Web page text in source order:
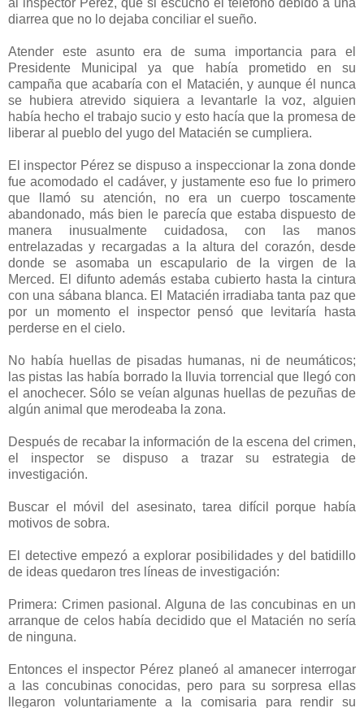
al inspector Pérez, que si escuchó el teléfono debido a una
diarrea que no lo dejaba conciliar el sueño.
Atender este asunto era de suma importancia para el
Presidente Municipal ya que había prometido en su
campaña que acabaría con el Matacién, y aunque él nunca
se hubiera atrevido siquiera a levantarle la voz, alguien
había hecho el trabajo sucio y esto hacía que la promesa de
liberar al pueblo del yugo del Matacién se cumpliera.
El inspector Pérez se dispuso a inspeccionar la zona donde
fue acomodado el cadáver, y justamente eso fue lo primero
que llamó su atención, no era un cuerpo toscamente
abandonado, más bien le parecía que estaba dispuesto de
manera inusualmente cuidadosa, con las manos
entrelazadas y recargadas a la altura del corazón, desde
donde se asomaba un escapulario de la virgen de la
Merced. El difunto además estaba cubierto hasta la cintura
con una sábana blanca. El Matacién irradiaba tanta paz que
por un momento el inspector pensó que levitaría hasta
perderse en el cielo.
No había huellas de pisadas humanas, ni de neumáticos;
las pistas las había borrado la lluvia torrencial que llegó con
el anochecer. Sólo se veían algunas huellas de pezuñas de
algún animal que merodeaba la zona.
Después de recabar la información de la escena del crimen,
el inspector se dispuso a trazar su estrategia de
investigación.
Buscar el móvil del asesinato, tarea difícil porque había
motivos de sobra.
El detective empezó a explorar posibilidades y del batidillo
de ideas quedaron tres líneas de investigación:
Primera: Crimen pasional. Alguna de las concubinas en un
arranque de celos había decidido que el Matacién no sería
de ninguna.
Entonces el inspector Pérez planeó al amanecer interrogar
a las concubinas conocidas, pero para su sorpresa ellas
llegaron voluntariamente a la comisaria para rendir su